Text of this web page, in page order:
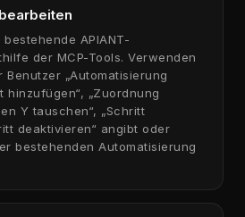
APIANT-
der MCP-Tools. Verwenden
„Automatisierung
hinzufügen“, „Zuordnung
Y tauschen“, „Schritt
deaktivieren“ angibt oder
bestehenden Automatisierung